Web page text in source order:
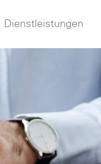
Dienstleistungen